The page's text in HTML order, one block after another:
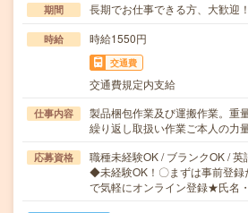
期間 長期でお仕事できる方、大歓迎！
時給 時給1550円
交通費
交通費規定内支給
仕事内容
製品梱包作業及び運搬作業。重
繰り返し取扱い作業ご本人の力
応募資格
職種未経験OK / ブランクOK / 英
◆未経験OK！〇まずは事前登録
で気軽にオンライン登録★氏名